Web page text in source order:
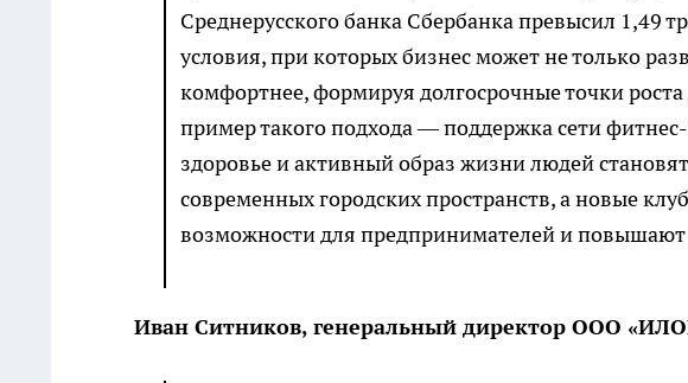
Среднерусского банка Сбербанка превысил 1,49
условия, при которых бизнес может не только
комфортнее, формируя долгосрочные точки
пример такого подхода — поддержка сети
здоровье и активный образ жизни людей
современных городских пространств, а новые
возможности для предпринимателей и повышают
Иван Ситников, генеральный директор ООО